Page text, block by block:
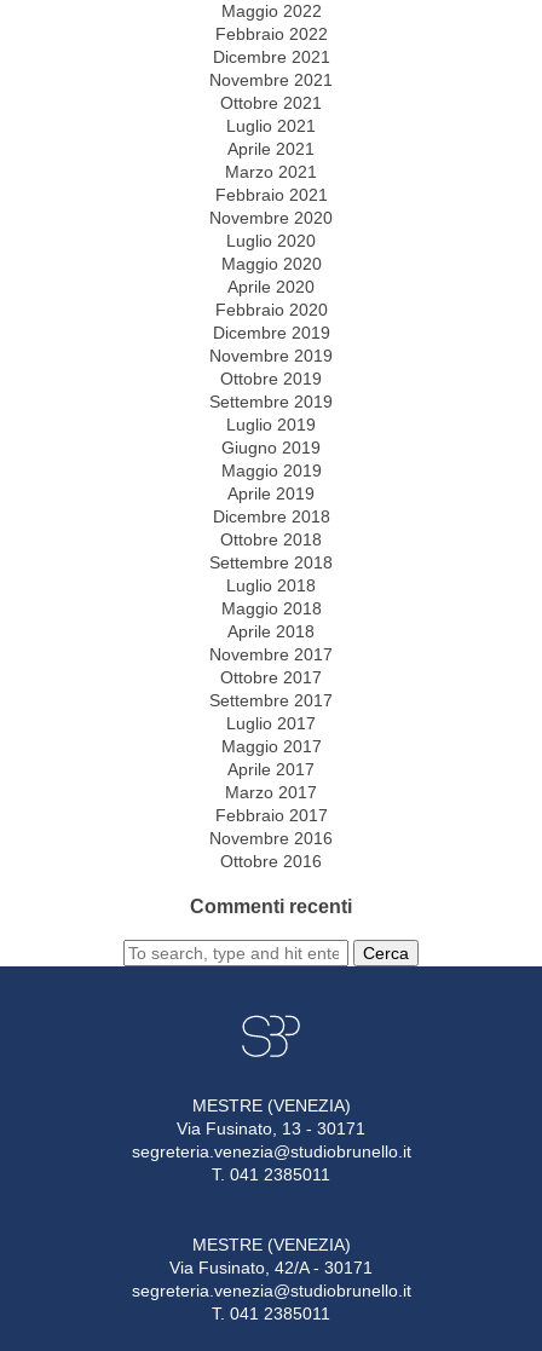
Maggio 2022
Febbraio 2022
Dicembre 2021
Novembre 2021
Ottobre 2021
Luglio 2021
Aprile 2021
Marzo 2021
Febbraio 2021
Novembre 2020
Luglio 2020
Maggio 2020
Aprile 2020
Febbraio 2020
Dicembre 2019
Novembre 2019
Ottobre 2019
Settembre 2019
Luglio 2019
Giugno 2019
Maggio 2019
Aprile 2019
Dicembre 2018
Ottobre 2018
Settembre 2018
Luglio 2018
Maggio 2018
Aprile 2018
Novembre 2017
Ottobre 2017
Settembre 2017
Luglio 2017
Maggio 2017
Aprile 2017
Marzo 2017
Febbraio 2017
Novembre 2016
Ottobre 2016
Commenti recenti
Cerca
MESTRE (VENEZIA)
Via Fusinato, 13 - 30171
segreteria.venezia@studiobrunello.it
T. 041 2385011
MESTRE (VENEZIA)
Via Fusinato, 42/A - 30171
segreteria.venezia@studiobrunello.it
T. 041 2385011